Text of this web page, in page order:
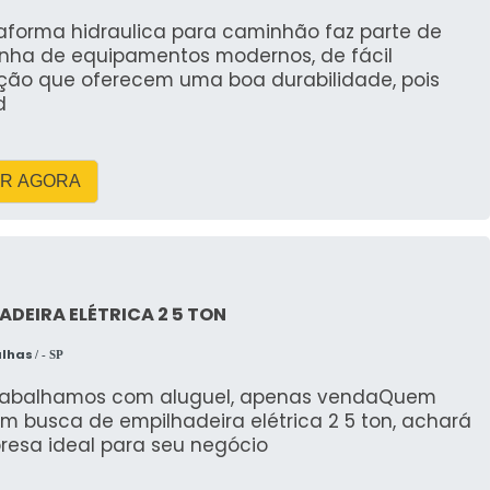
dos resíduos
pela própria equipe da RV Caçambas, que
resíduos. Os materiais são levados para locais
com as normas ambientais vigentes. Isso
a sustentabilidade e evitando problemas legais
materiais pode ser descartada nas caçambas,
de obras, madeira, plástico e metais. Esses
em reformas e demolições e precisam ser
evitar impactos ambientais negativos.
hidraulica para caminhão faz parte de
de equipamentos modernos, de fácil
que oferecem uma boa durabilidade, pois
AGORA
ELÉTRICA 2 5 TON
/ - SP
com aluguel, apenas vendaQuem
busca de empilhadeira elétrica 2 5 ton, achará
ideal para seu negócio